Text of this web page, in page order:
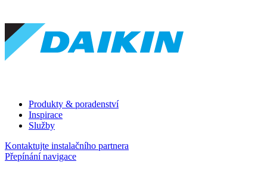
Produkty & poradenství
Inspirace
Služby
Kontaktujte instalačního partnera
Přepínání navigace